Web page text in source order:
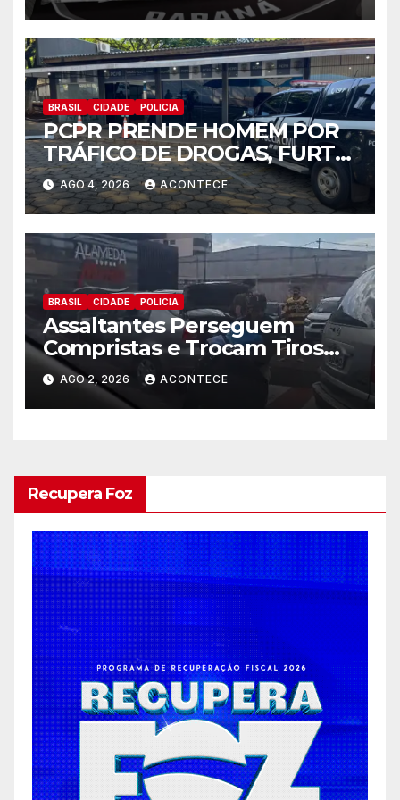
BRASIL CIDADE POLICIA
PCPR PRENDE HOMEM POR
TRÁFICO DE DROGAS, FURTO
DE ENERGIA E CUMPRE
MANDADO DE BUSCA EM
FOZ DO IGUAÇU
AGO 4, 2026 ACONTECE
BRASIL CIDADE POLICIA
Assaltantes Perseguem
Compristas e Trocam Tiros
Com Policial de Folga
AGO 2, 2026 ACONTECE
Recupera Foz